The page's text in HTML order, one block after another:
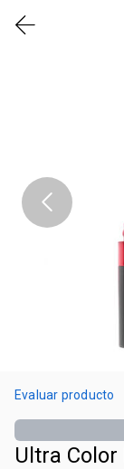
Evaluar producto
Ultra